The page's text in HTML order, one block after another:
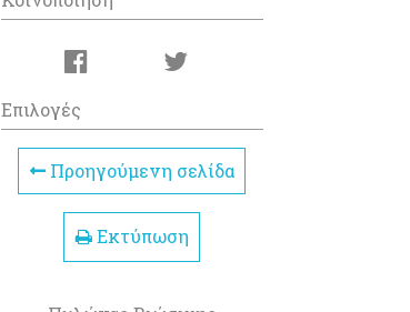
Επιλογές
Προηγούμενη σελίδα
Εκτύπωση